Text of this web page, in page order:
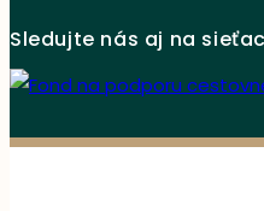
Sledujte nás aj na